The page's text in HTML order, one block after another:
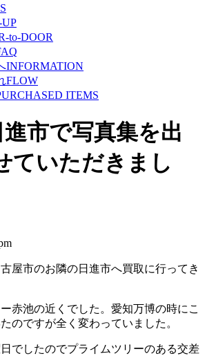
to-DOOR
INFORMATION
FLOW
ITEMS
進市で写真集を出
ていただきまし
屋市のお隣の日進市へ買取に行ってき
赤池の近くでした。愛知万博の時にこ
のですが全く変わっていました。
でしたのでプライムツリーのある交差